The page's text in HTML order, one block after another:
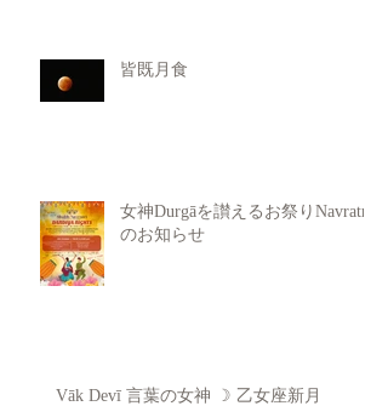
皆既月食
女神Durgāを讃えるお祭りNavratri
のお知らせ
Vāk Devī 言葉の女神 ☽ 乙女座新月